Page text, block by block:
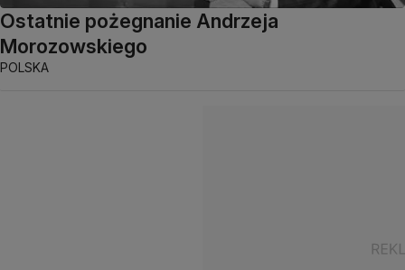
Ostatnie pożegnanie Andrzeja
Morozowskiego
POLSKA